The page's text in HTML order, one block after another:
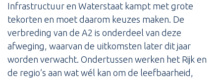
Infrastructuur en Waterstaat kampt met grote
tekorten en moet daarom keuzes maken. De
verbreding van de A2 is onderdeel van deze
afweging, waarvan de uitkomsten later dit jaar
worden verwacht. Ondertussen werken het Rijk en
de regio’s aan wat wél kan om de leefbaarheid,